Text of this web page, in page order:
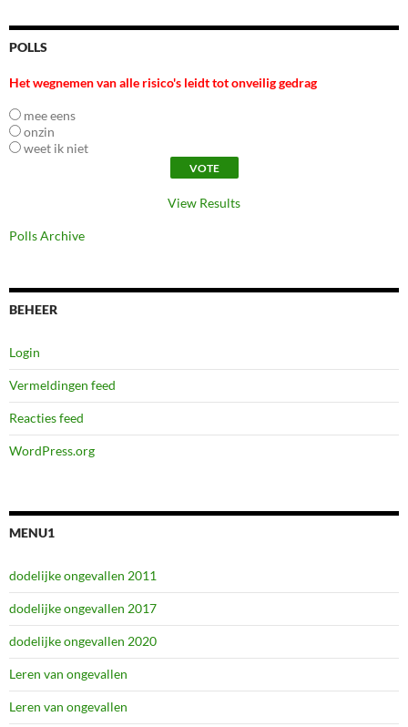
POLLS
Het wegnemen van alle risico's leidt tot onveilig gedrag
mee eens
onzin
weet ik niet
View Results
Polls Archive
BEHEER
Login
Vermeldingen feed
Reacties feed
WordPress.org
MENU1
dodelijke ongevallen 2011
dodelijke ongevallen 2017
dodelijke ongevallen 2020
Leren van ongevallen
Leren van ongevallen